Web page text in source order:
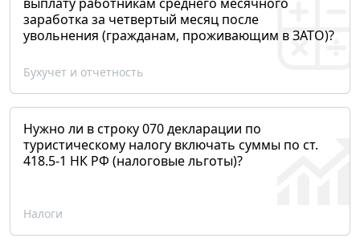
заработка за четвертый месяц после
увольнения (гражданам, проживающим в ЗАТО)?
Бухучет и отчетность
Нужно ли в строку 070 декларации по
туристическому налогу включать суммы по ст.
418.5-1 НК РФ (налоговые льготы)?
Налоги